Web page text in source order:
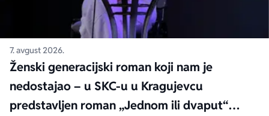
7. avgust 2026.
Ženski generacijski roman koji nam je
nedostajao – u SKC-u u Kragujevcu
predstavljen roman „Jednom ili dvaput“